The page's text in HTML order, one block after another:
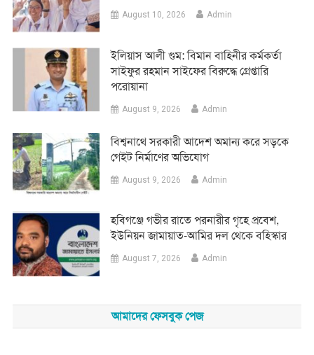
August 10, 2026 Admin
ইলিয়াস আলী গুম: বিমান বাহিনীর কর্মকর্তা
সাইফুর রহমান সাইফের বিরুদ্ধে গ্রেপ্তারি
পরোয়ানা
August 9, 2026 Admin
বিশ্বনাথে সরকারী আদেশ অমান্য করে সড়কে
গেইট নির্মাণের অভিযোগ
August 9, 2026 Admin
হবিগঞ্জে গভীর রাতে পরনারীর গৃহে প্রবেশ,
ইউনিয়ন জামায়াত-আমির দল থেকে বহিস্কার
August 7, 2026 Admin
আমাদের ফেসবুক পেজ